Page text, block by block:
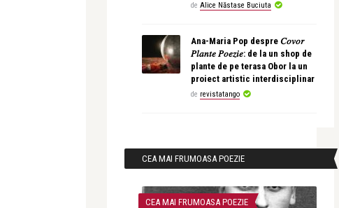
de Alice Năstase Buciuta
Ana-Maria Pop despre 𝐶𝑜𝑣𝑜𝑟
𝑃𝑙𝑎𝑛𝑡𝑒 𝑃𝑜𝑒𝑧𝑖𝑒: de la un shop de
plante de pe terasa Obor la un
proiect artistic interdisciplinar
de revistatango
CEA MAI FRUMOASA POEZIE
CEA MAI FRUMOASA POEZIE